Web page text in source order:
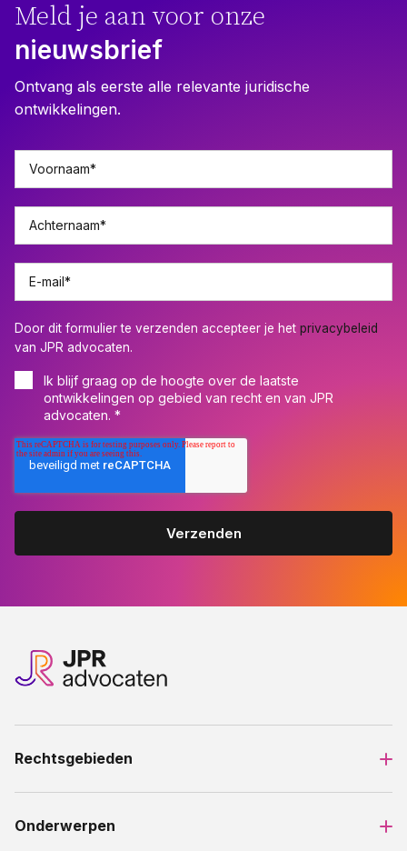
Meld je aan voor onze
nieuwsbrief
Ontvang als eerste alle relevante juridische
ontwikkelingen.
Voornaam*
Achternaam*
E-mail*
Door dit formulier te verzenden accepteer je het privacybeleid
van JPR advocaten.
Ik blijf graag op de hoogte over de laatste
ontwikkelingen op gebied van recht en van JPR
advocaten. *
Rechtsgebieden
Onderwerpen